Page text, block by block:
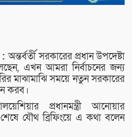
:অন্তর্বর্তী সরকারের প্রধান উপদেষ্টা
এখন আমরা নির্বাচনের জন্য
মাঝামাঝি সময়ে নতুন সরকারের
করব।
প্রধানমন্ত্রী আনোয়ার
শেষে যৌথ ব্রিফিংয়ে এ কথা বলেন